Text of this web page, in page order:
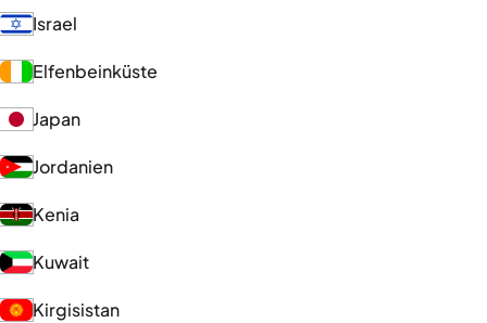
Israel
Elfenbeinküste
Japan
Jordanien
Kenia
Kuwait
Kirgisistan